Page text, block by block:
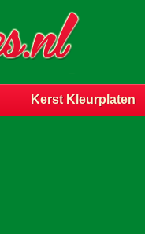
Kerst Kleurplaten